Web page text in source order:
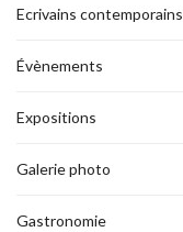
Ecrivains contemporains
Évènements
Expositions
Galerie photo
Gastronomie